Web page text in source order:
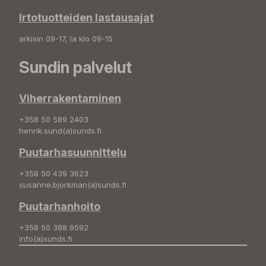
Irtotuotteiden lastausajat
arkisin 09-17, la klo 09-15
Sundin palvelut
Viherrakentaminen
+358 50 589 2403
henrik.sund(a)sunds.fi
Puutarhasuunnittelu
+358 50 439 3623
susanne.bjorkman(a)sunds.fi
Puutarhanhoito
+358 50 388 9592
info(a)sunds.fi